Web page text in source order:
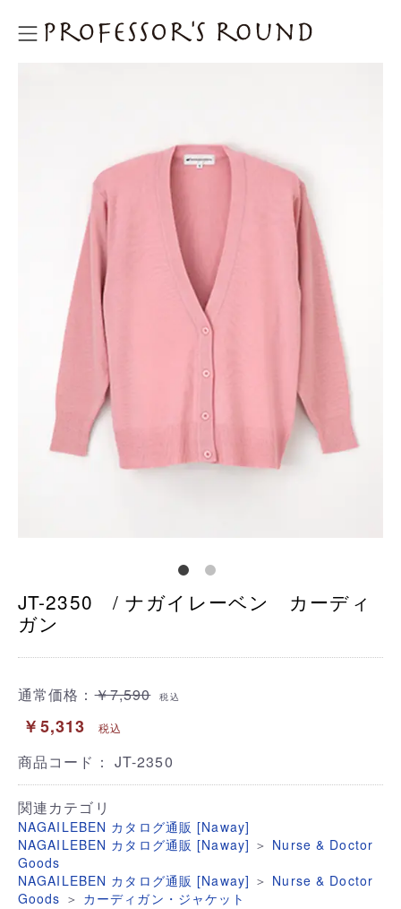
プロフェッサーズラウンド
JT-2350 / ナガイレーベン カーディ
ガン
通常価格：￥7,590 税込
￥5,313 税込
商品コード： JT-2350
関連カテゴリ
NAGAILEBEN カタログ通販 [Naway]
NAGAILEBEN カタログ通販 [Naway] ＞ Nurse & Doctor
Goods
NAGAILEBEN カタログ通販 [Naway] ＞ Nurse & Doctor
Goods ＞ カーディガン・ジャケット